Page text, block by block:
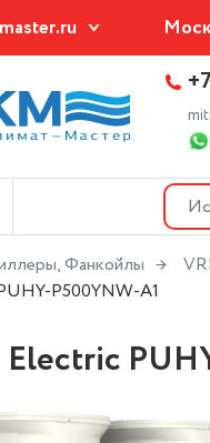
Фанкойлы
P500YNW-A1